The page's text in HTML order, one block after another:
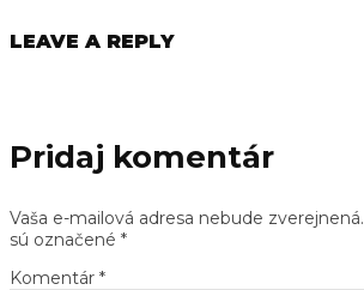
LEAVE A REPLY
Pridaj komentár
Vaša e-mailová adresa nebude zverejnená.
sú označené *
Komentár *